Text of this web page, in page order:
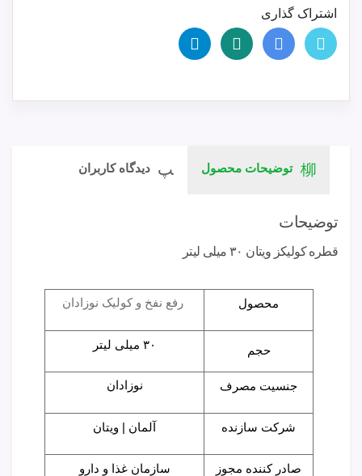
اشتراک گذاری
توضیحات محصول دیدگاه کاربران
توضیحات
قطره کولیکز ویتان ۳۰ میلی لیتر
محصول رفع نفخ و کولیک نوزادان
حجم ۳۰ میلی لیتر
جنسیت مصرف نوزادان
شرکت سازنده آلمان | ویتان
صادر کننده مجوز سازمان غذا و دارو